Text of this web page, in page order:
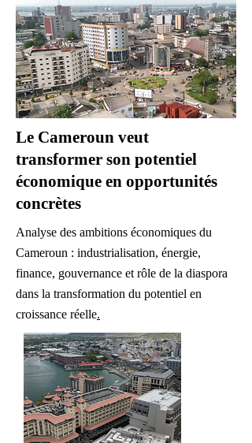
Le Cameroun veut
transformer son potentiel
économique en opportunités
concrètes
Analyse des ambitions économiques du
Cameroun : industrialisation, énergie,
finance, gouvernance et rôle de la diaspora
dans la transformation du potentiel en
croissance réelle.